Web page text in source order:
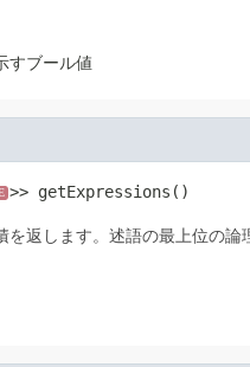
すブール値
>> getExpressions()
返します。述語の最上位の